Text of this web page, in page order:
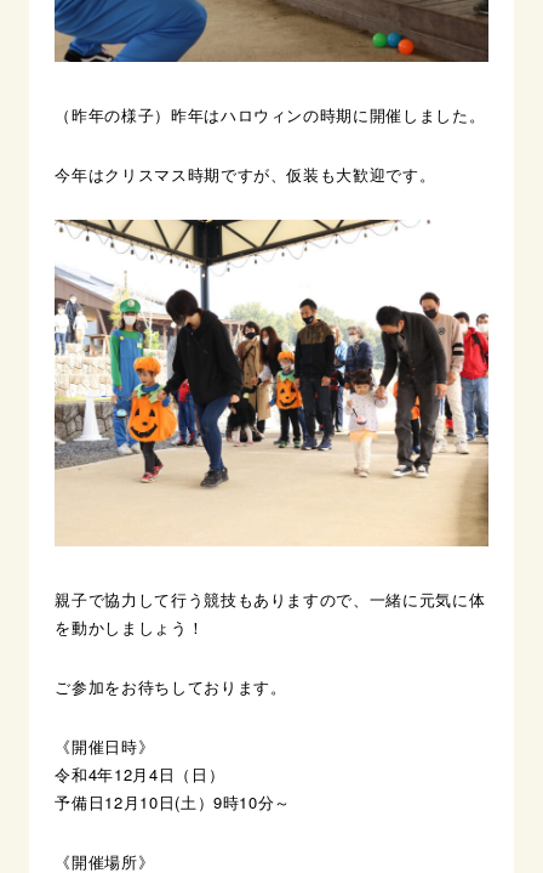
（昨年の様子）昨年はハロウィンの時期に開催しました。
今年はクリスマス時期ですが、仮装も大歓迎です。
親子で協力して行う競技もありますので、一緒に元気に体
を動かしましょう！
ご参加をお待ちしております。
《開催日時》
令和4年12月4日（日）
予備日12月10日(土）9時10分～
《開催場所》